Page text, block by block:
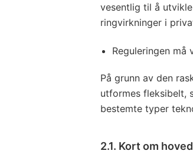
vesentlig til å
ringvirkninger i
Reguleringen
På grunn av den
utformes fleksibelt,
bestemte typer
2.1. Kort om